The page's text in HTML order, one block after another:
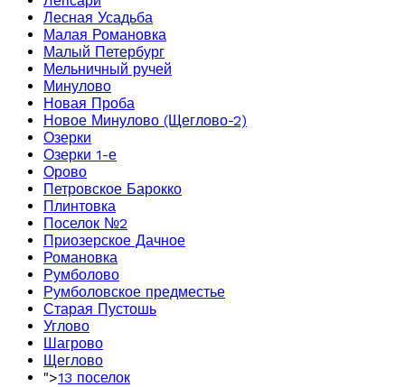
Лесная Усадьба
Малая Романовка
Малый Петербург
Мельничный ручей
Минулово
Новая Проба
Новое Минулово (Щеглово-2)
Озерки
Озерки 1-е
Орово
Петровское Барокко
Плинтовка
Поселок №2
Приозерское Дачное
Романовка
Румболово
Румболовское предместье
Старая Пустошь
Углово
Шагрово
Щеглово
">13 поселок